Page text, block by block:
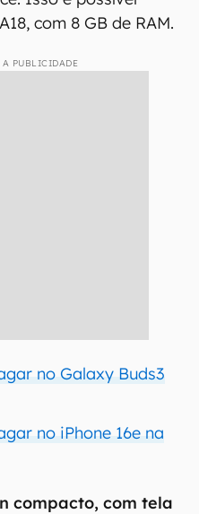
com 8 GB de RAM.
PUBLICIDADE
no Galaxy Buds3
no iPhone 16e na
compacto, com tela